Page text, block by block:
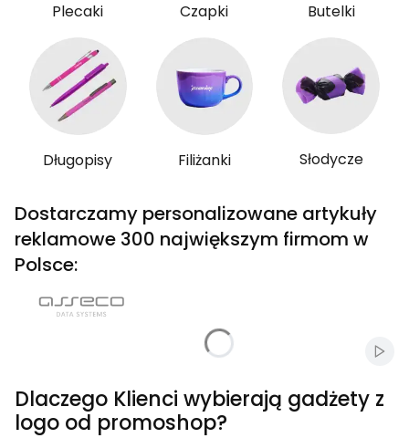
Plecaki Czapki Butelki
Długopisy Filiżanki Słodycze
Dostarczamy personalizowane artykuły
reklamowe 300 największym firmom w
Polsce:
Dlaczego Klienci wybierają gadżety z
logo od promoshop?